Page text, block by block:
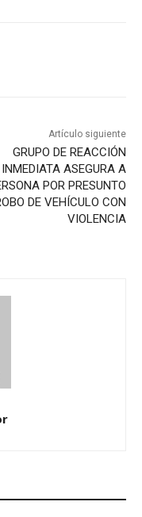
Artículo siguiente
GRUPO DE REACCIÓN
INMEDIATA ASEGURA A
POR PRESUNTO
DE VEHÍCULO CON
VIOLENCIA